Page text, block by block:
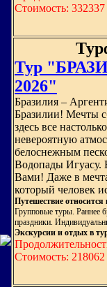
Стоимость: 332337
Тур
2026"
Бразилия –
Бразилии! Мечты
здесь все
невероятную
белоснежным
Водопады Игуасу.
Вами! Даже в
который человек
Путешествие относится
Групповые туры. Раннее
праздники.
Экскурсии и отдых в
Стоимость: 218062